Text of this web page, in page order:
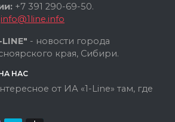
+7 391 290-69-50.
info@1line.info
- новости города
края, Сибири.
НАС
от ИА «1-Line» там, где